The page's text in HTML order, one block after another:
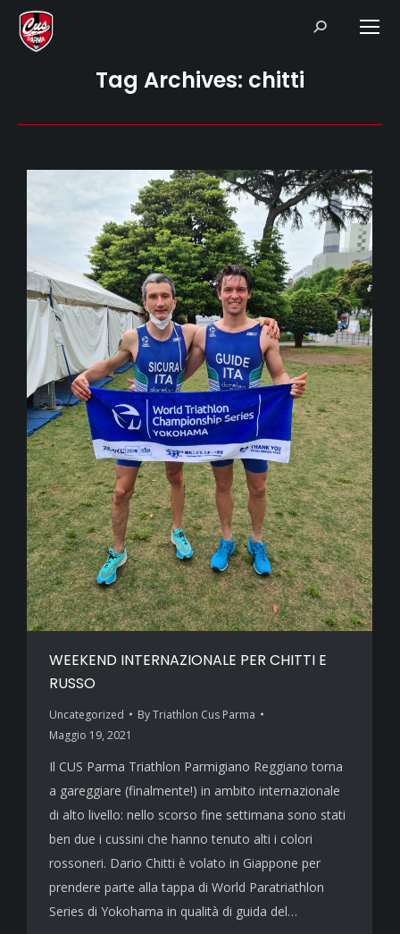
Search:
Tag Archives: chitti
WEEKEND INTERNAZIONALE PER CHITTI E
RUSSO
Uncategorized ByTriathlon Cus Parma
Maggio 19, 2021
Il CUS Parma Triathlon Parmigiano Reggiano torna
a gareggiare (finalmente!) in ambito internazionale
di alto livello: nello scorso fine settimana sono stati
ben due i cussini che hanno tenuto alti i colori
rossoneri. Dario Chitti è volato in Giappone per
prendere parte alla tappa di World Paratriathlon
Series di Yokohama in qualità di guida del…